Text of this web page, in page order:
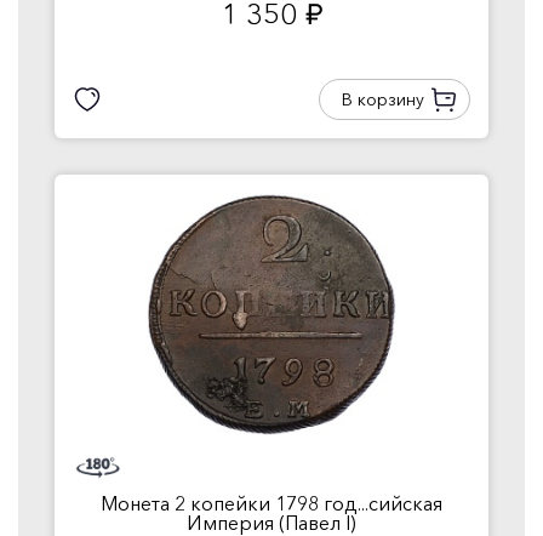
1 350 руб.
В корзину
Монета 2 копейки 1798 год...сийская
Империя (Павел I)